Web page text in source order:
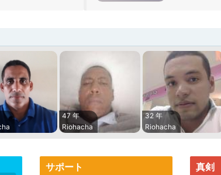
47 年
Riohacha
32 年
Riohacha
サポート 真剣